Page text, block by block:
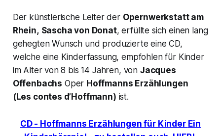
Der künstlerische Leiter der Opernwerkstatt am
Rhein, Sascha von Donat, erfüllte sich einen lang
gehegten Wunsch und produzierte eine CD,
welche eine Kinderfassung, empfohlen für Kinder
im Alter von 8 bis 14 Jahren, von Jacques
Offenbachs Oper Hoffmanns Erzählungen
(Les contes d’Hoffmann) ist.
CD - Hoffmanns Erzählungen für Kinder Ein